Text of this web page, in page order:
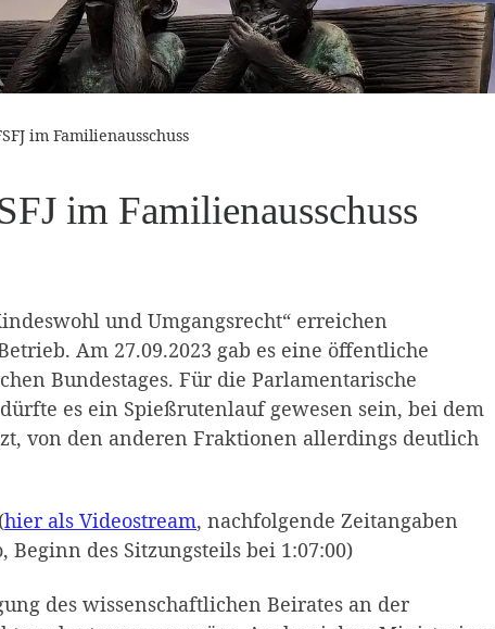
im Familienausschuss
im Familienausschuss
und Umgangsrecht“ erreichen
Am 27.09.2023 gab es eine öffentliche
Bundestages. Für die Parlamentarische
es ein Spießrutenlauf gewesen sein, bei dem
von den anderen Fraktionen allerdings deutlich
hier als Videostream, nachfolgende Zeitangaben
des Sitzungsteils bei 1:07:00)
des wissenschaftlichen Beirates an der